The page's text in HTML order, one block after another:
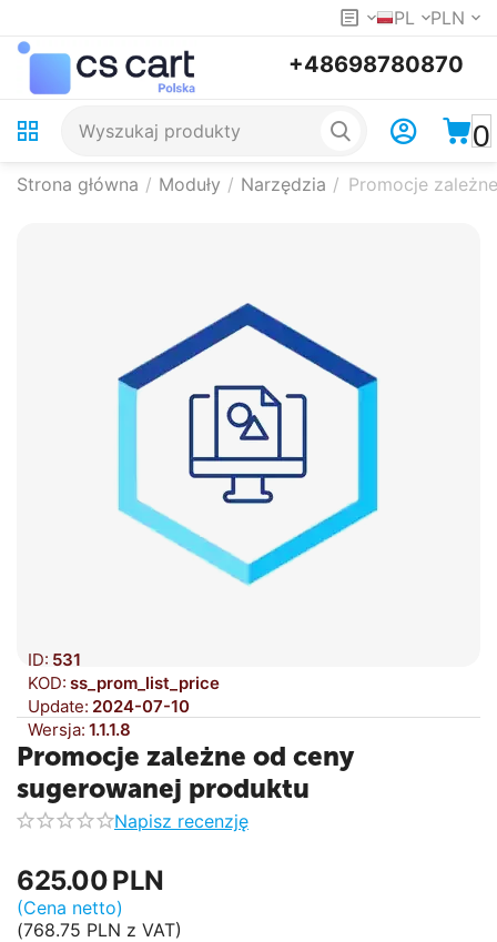
PL PLN
+48698780870
0
Strona główna / Moduły / Narzędzia / Promocje
ID: 531
KOD: ss_prom_list_price
Update: 2024-07-10
Wersja: 1.1.1.8
Promocje zależne od ceny
sugerowanej produktu
Napisz recenzję
625.00PLN
(Cena netto)
(768.75 PLN z VAT)